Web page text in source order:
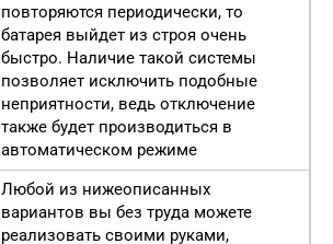
повторяются периодически, то
батарея выйдет из строя очень
быстро. Наличие такой системы
позволяет исключить подобные
неприятности, ведь отключение
также будет производиться в
автоматическом режиме
Любой из нижеописанных
вариантов вы без труда можете
реализовать своими руками,